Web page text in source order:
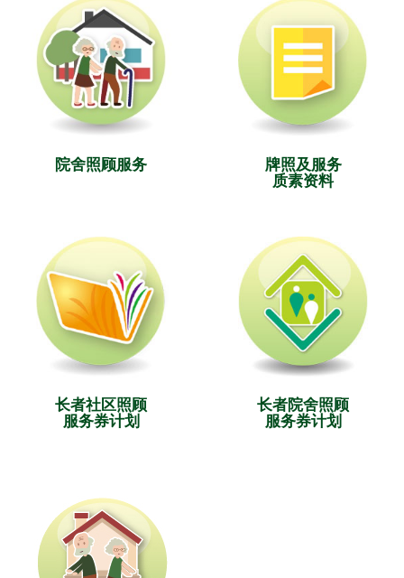
院舍照顾服务
牌照及服务
质素资料
长者社区照顾
服务券计划
长者院舍照顾
服务券计划